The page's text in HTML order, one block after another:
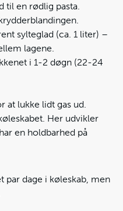
til en rødlig pasta.
sylteglad (ca. 1 liter) –
lagene.
i 1-2 døgn (22-24
at lukke lidt gas ud.
Her udvikler
en holdbarhed på
par dage i køleskab, men